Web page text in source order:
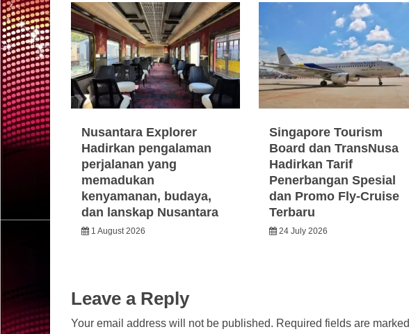
Nusantara Explorer
Hadirkan pengalaman
perjalanan yang
memadukan
kenyamanan, budaya,
dan lanskap Nusantara
1 August 2026
Singapore Tourism
Board dan TransNusa
Hadirkan Tarif
Penerbangan Spesial
dan Promo Fly-Cruise
Terbaru
24 July 2026
Leave a Reply
Your email address will not be published. Required fields are marked